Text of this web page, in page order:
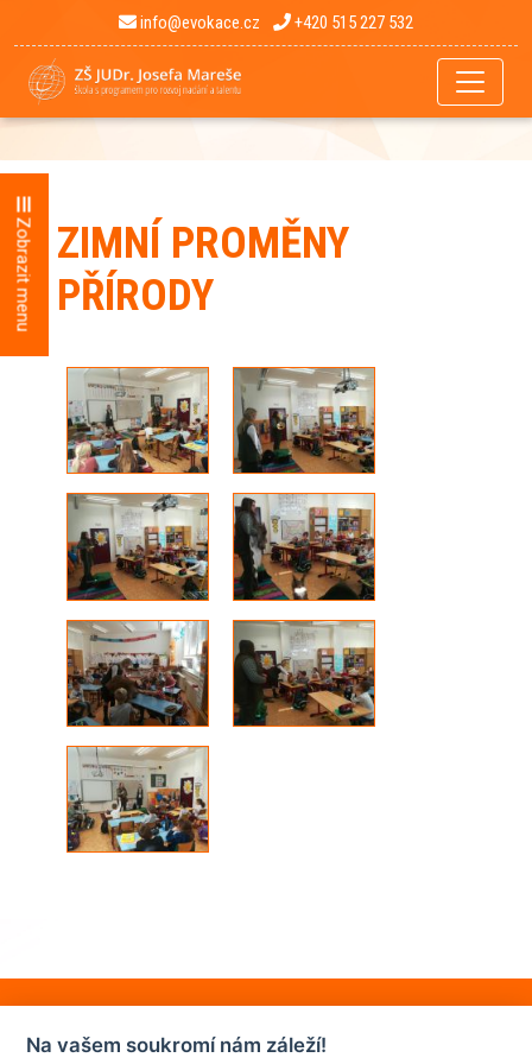
info@evokace.cz +420 515 227 532
ZIMNÍ PROMĚNY
PŘÍRODY
Zobrazit menu
Na vašem soukromí nám záleží!